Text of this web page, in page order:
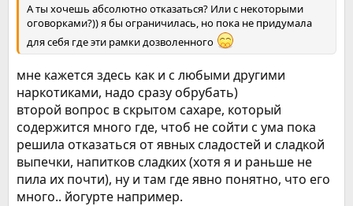
А ты хочешь абсолютно отказаться? Или с некоторыми
оговорками?)) я бы ограничилась, но пока не придумала
для себя где эти рамки дозволенного
мне кажется здесь как и с любыми другими
наркотиками, надо сразу обрубать)
второй вопрос в скрытом сахаре, который
содержится много где, чтоб не сойти с ума пока
решила отказаться от явных сладостей и сладкой
выпечки, напитков сладких (хотя я и раньше не
пила их почти), ну и там где явно понятно, что его
много.. йогурте например.